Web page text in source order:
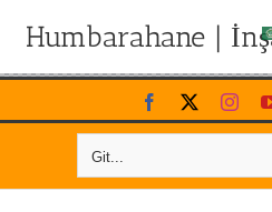
Humbarahane |
Skip
to
Facebook
Git...